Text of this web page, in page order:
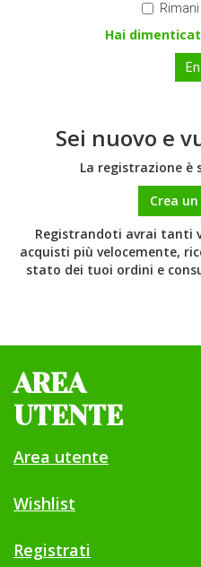
Hai
Sei nuovo e
La registrazione è
Crea
Registrandoti avrai tanti
acquisti più velocemente,
stato dei tuoi ordini e
AREA
UTENTE
Area utente
Wishlist
Registrati